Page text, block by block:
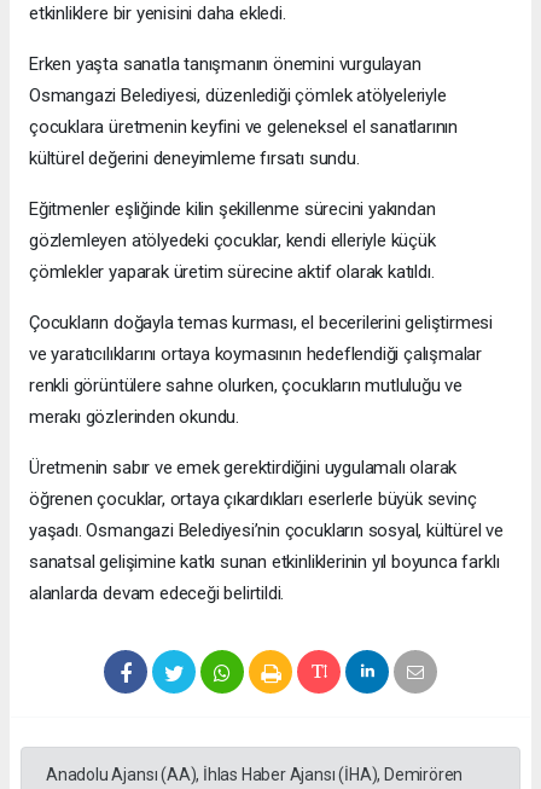
etkinliklere bir yenisini daha ekledi.
Erken yaşta sanatla tanışmanın önemini vurgulayan
Osmangazi Belediyesi, düzenlediği çömlek atölyeleriyle
çocuklara üretmenin keyfini ve geleneksel el sanatlarının
kültürel değerini deneyimleme fırsatı sundu.
Eğitmenler eşliğinde kilin şekillenme sürecini yakından
gözlemleyen atölyedeki çocuklar, kendi elleriyle küçük
çömlekler yaparak üretim sürecine aktif olarak katıldı.
Çocukların doğayla temas kurması, el becerilerini geliştirmesi
ve yaratıcılıklarını ortaya koymasının hedeflendiği çalışmalar
renkli görüntülere sahne olurken, çocukların mutluluğu ve
merakı gözlerinden okundu.
Üretmenin sabır ve emek gerektirdiğini uygulamalı olarak
öğrenen çocuklar, ortaya çıkardıkları eserlerle büyük sevinç
yaşadı. Osmangazi Belediyesi’nin çocukların sosyal, kültürel ve
sanatsal gelişimine katkı sunan etkinliklerinin yıl boyunca farklı
alanlarda devam edeceği belirtildi.
Anadolu Ajansı (AA), İhlas Haber Ajansı (İHA), Demirören